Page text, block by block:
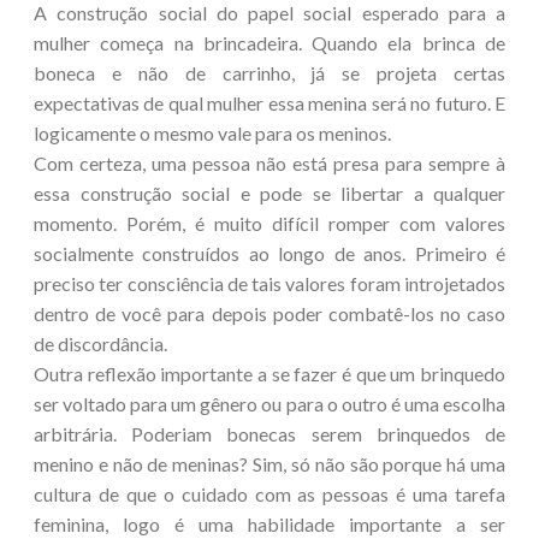
A construção social do papel social esperado para a
mulher começa na brincadeira. Quando ela brinca de
boneca e não de carrinho, já se projeta certas
expectativas de qual mulher essa menina será no futuro. E
logicamente o mesmo vale para os meninos.
Com certeza, uma pessoa não está presa para sempre à
essa construção social e pode se libertar a qualquer
momento. Porém, é muito difícil romper com valores
socialmente construídos ao longo de anos. Primeiro é
preciso ter consciência de tais valores foram introjetados
dentro de você para depois poder combatê-los no caso
de discordância.
Outra reflexão importante a se fazer é que um brinquedo
ser voltado para um gênero ou para o outro é uma escolha
arbitrária. Poderiam bonecas serem brinquedos de
menino e não de meninas? Sim, só não são porque há uma
cultura de que o cuidado com as pessoas é uma tarefa
feminina, logo é uma habilidade importante a ser